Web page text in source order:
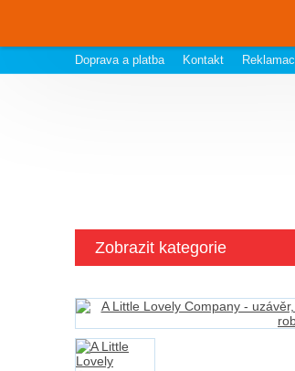
Doprava a platba Kontakt
Zobrazit kategorie